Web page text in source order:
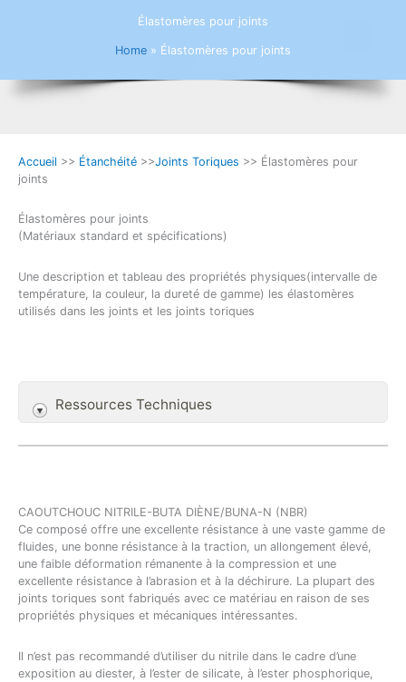
Élastomères pour joints
Home » Élastomères pour joints
Accueil >> Étanchéité >>Joints Toriques >> Élastomères pour
joints
Élastomères pour joints
(Matériaux standard et spécifications)
Une description et tableau des propriétés physiques(intervalle de
température, la couleur, la dureté de gamme) les élastomères
utilisés dans les joints et les joints toriques
Ressources Techniques
CAOUTCHOUC NITRILE-BUTA DIÈNE/BUNA-N (NBR)
Ce composé offre une excellente résistance à une vaste gamme de
fluides, une bonne résistance à la traction, un allongement élevé,
une faible déformation rémanente à la compression et une
excellente résistance à l’abrasion et à la déchirure. La plupart des
joints toriques sont fabriqués avec ce matériau en raison de ses
propriétés physiques et mécaniques intéressantes.
Il n’est pas recommandé d’utiliser du nitrile dans le cadre d’une
exposition au diester, à l’ester de silicate, à l’ester phosphorique,